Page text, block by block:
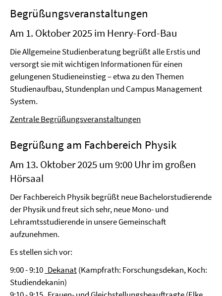
Begrüßungsveranstaltungen
Am 1. Oktober 2025 im Henry-Ford-Bau
Die Allgemeine Studienberatung begrüßt alle Erstis und
versorgt sie mit wichtigen Informationen für einen
gelungenen Studieneinstieg – etwa zu den Themen
Studienaufbau, Stundenplan und Campus Management
System.
Zentrale Begrüßungsveranstaltungen
Begrüßung am Fachbereich Physik
Am 13. Oktober 2025 um 9:00 Uhr im großen
Hörsaal
Der Fachbereich Physik begrüßt neue Bachelorstudierende
der Physik und freut sich sehr, neue Mono- und
Lehramtsstudierende in unsere Gemeinschaft
aufzunehmen.
Es stellen sich vor:
9:00 - 9:10 Dekanat(Kampfrath: Forschungsdekan, Koch:
Studiendekanin)